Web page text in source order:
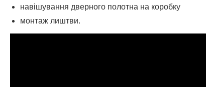
навішування дверного полотна на коробку
монтаж лиштви.